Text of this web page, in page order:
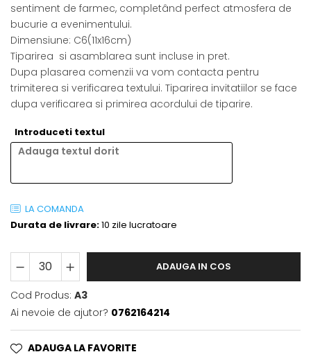
sentiment de farmec, completând perfect atmosfera de
bucurie a evenimentului.
Dimensiune: C6(11x16cm)
Tiparirea si asamblarea sunt incluse in pret.
Dupa plasarea comenzii va vom contacta pentru
trimiterea si verificarea textului. Tiparirea invitatiilor se face
dupa verificarea si primirea acordului de tiparire.
Introduceti textul
LA COMANDA
Durata de livrare:10 zile lucratoare
ADAUGA IN COS
Cod Produs: A3
Ai nevoie de ajutor? 0762164214
ADAUGA LA FAVORITE